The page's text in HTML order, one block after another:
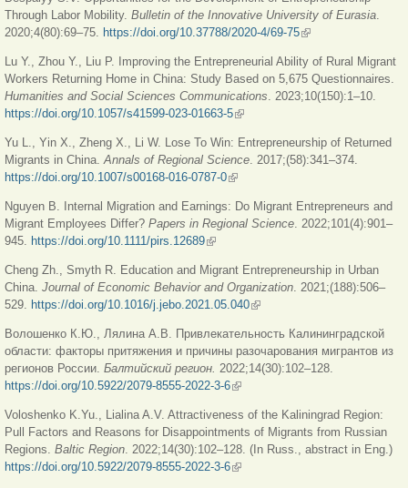
Through Labor Mobility. Bulletin of the Innovative University of Eurasia.
2020;4(80):69–75. https://doi.org/10.37788/2020-4/69-75(внешняя ссылка)
Lu Y., Zhou Y., Liu P. Improving the Entrepreneurial Ability of Rural Migrant
Workers Returning Home in China: Study Based on 5,675 Questionnaires.
Humanities and Social Sciences Communications. 2023;10(150):1–10.
https://doi.org/10.1057/s41599-023-01663-5(внешняя ссылка)
Yu L., Yin X., Zheng X., Li W. Lose To Win: Entrepreneurship of Returned
Migrants in China.Annals of Regional Science. 2017;(58):341–374.
https://doi.org/10.1007/s00168-016-0787-0(внешняя ссылка)
Nguyen B. Internal Migration and Earnings: Do Migrant Entrepreneurs and
Migrant Employees Differ? Papers in Regional Science. 2022;101(4):901–
945. https://doi.org/10.1111/pirs.12689(внешняя ссылка)
Cheng Zh., Smyth R. Education and Migrant Entrepreneurship in Urban
China. Journal of Economic Behavior and Organization. 2021;(188):506–
529. https://doi.org/10.1016/j.jebo.2021.05.040(внешняя ссылка)
Волошенко К.Ю., Лялина А.В. Привлекательность Калининградской
области: факторы притяжения и причины разочарования мигрантов из
регионов России. Балтийский регион. 2022;14(30):102–128.
https://doi.org/10.5922/2079-8555-2022-3-6(внешняя ссылка)
Voloshenko K.Yu., Lialina A.V. Attractiveness of the Kaliningrad Region:
Pull Factors and Reasons for Disappointments of Migrants from Russian
Regions. Baltic Region. 2022;14(30):102–128. (In Russ., abstract in Eng.)
https://doi.org/10.5922/2079-8555-2022-3-6(внешняя ссылка)